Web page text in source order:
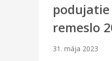
podujatie
remeslo
31. mája 2023